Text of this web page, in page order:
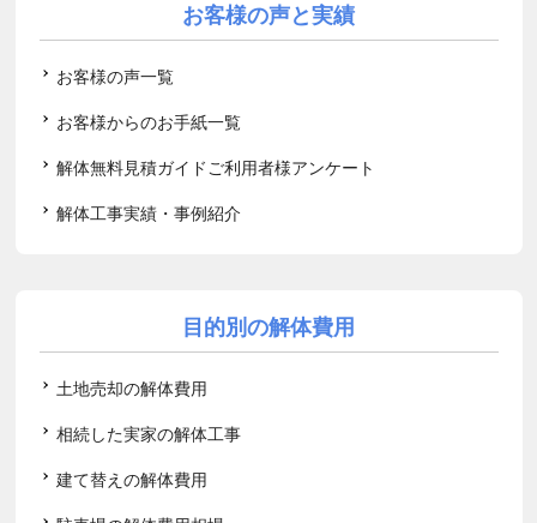
お客様の声と実績
お客様の声一覧
お客様からのお手紙一覧
解体無料見積ガイドご利用者様アンケート
解体工事実績・事例紹介
目的別の解体費用
土地売却の解体費用
相続した実家の解体工事
建て替えの解体費用